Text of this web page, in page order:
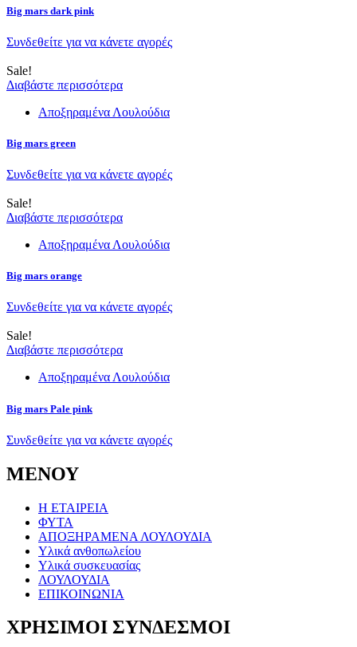
Big mars dark pink
Συνδεθείτε για να κάνετε αγορές
Sale!
Διαβάστε περισσότερα
Αποξηραμένα Λουλούδια
Big mars green
Συνδεθείτε για να κάνετε αγορές
Sale!
Διαβάστε περισσότερα
Αποξηραμένα Λουλούδια
Big mars orange
Συνδεθείτε για να κάνετε αγορές
Sale!
Διαβάστε περισσότερα
Αποξηραμένα Λουλούδια
Big mars Pale pink
Συνδεθείτε για να κάνετε αγορές
ΜΕΝΟΥ
Η ΕΤΑΙΡΕΙΑ
ΦΥΤΑ
ΑΠΟΞΗΡΑΜΕΝΑ ΛΟΥΛΟΥΔΙΑ
Υλικά ανθοπωλείου
Υλικά συσκευασίας
ΛΟΥΛΟΥΔΙΑ
ΕΠΙΚΟΙΝΩΝΙΑ
ΧΡΗΣΙΜΟΙ ΣΥΝΔΕΣΜΟΙ